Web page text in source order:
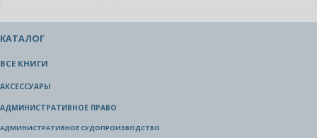
КАТАЛОГ
ВСЕ КНИГИ
АКСЕССУАРЫ
АДМИНИСТРАТИВНОЕ ПРАВО
АДМИНИСТРАТИВНОЕ СУДОПРОИЗВОДСТВО